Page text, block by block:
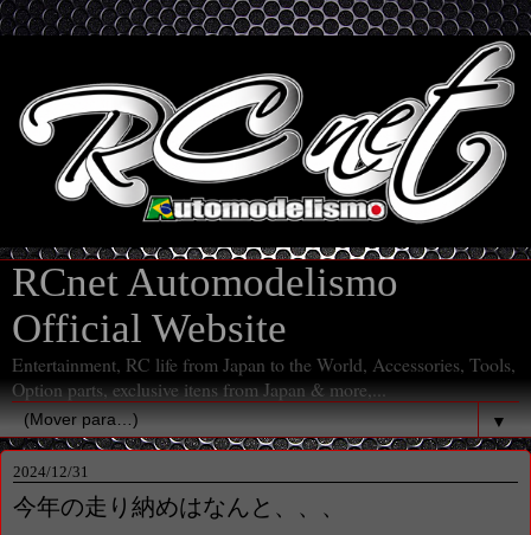
RCnet Automodelismo
Official Website
Entertainment, RC life from Japan to the World, Accessories, Tools,
Option parts, exclusive itens from Japan & more,...
▼
2024/12/31
今年の走り納めはなんと、、、